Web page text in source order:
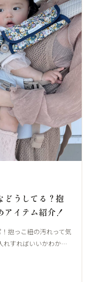
どうしてる？抱
アイテム紹介！
抱っこ紐の汚れって気
れすればいいかわか…